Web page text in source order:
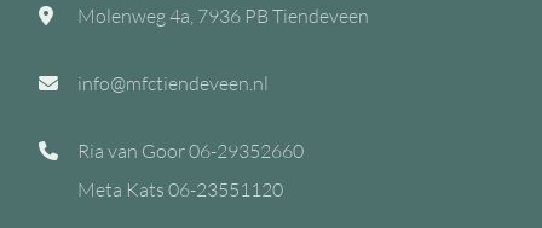
Molenweg 4a, 7936 PB Tiendeveen
info@mfctiendeveen.nl
Ria van Goor06-29352660
Meta Kats 06-23551120